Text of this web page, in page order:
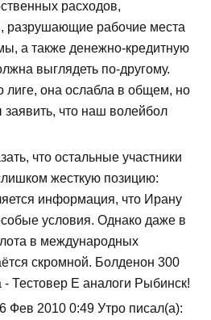
расходов,
разрушающие рабочие места
а также денежно-кредитную
выглядеть по-другому.
лиге, она ослабла в общем, но
заявить, что наш волейбол
что остальные участники
жесткую позицию:
информация, что Ирану
условия. Однако даже в
в международных
скромной. Болденон 300
- Тестовер Е аналоги Рыбинск!
Фев 2010 0:49 Утро писал(а):